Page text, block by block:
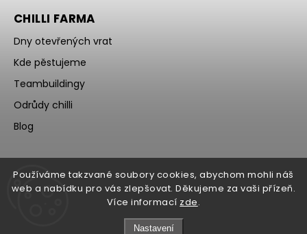
Používáme takzvané soubory cookies, abychom mohli náš
web a nabídku pro vás zlepšovat. Děkujeme za vaši přízeň.
Více informací zde.
Nastavení
CHILLI FARMA
Dny otevřených vrat
Kde pěstujeme
Teambuildingy
Odrůdy chilli
Blog